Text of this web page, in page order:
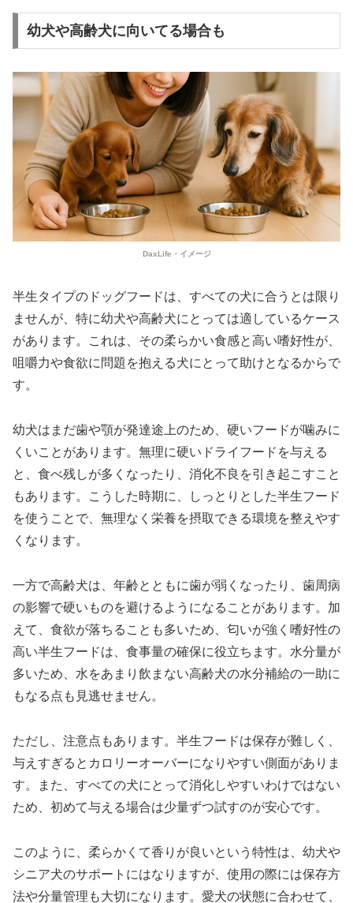
幼犬や高齢犬に向いてる場合も
DaxLife・イメージ
半生タイプのドッグフードは、すべての犬に合うとは限り
ませんが、特に幼犬や高齢犬にとっては適しているケース
があります。これは、その柔らかい食感と高い嗜好性が、
咀嚼力や食欲に問題を抱える犬にとって助けとなるからで
す。
幼犬はまだ歯や顎が発達途上のため、硬いフードが噛みに
くいことがあります。無理に硬いドライフードを与える
と、食べ残しが多くなったり、消化不良を引き起こすこと
もあります。こうした時期に、しっとりとした半生フード
を使うことで、無理なく栄養を摂取できる環境を整えやす
くなります。
一方で高齢犬は、年齢とともに歯が弱くなったり、歯周病
の影響で硬いものを避けるようになることがあります。加
えて、食欲が落ちることも多いため、匂いが強く嗜好性の
高い半生フードは、食事量の確保に役立ちます。水分量が
多いため、水をあまり飲まない高齢犬の水分補給の一助に
もなる点も見逃せません。
ただし、注意点もあります。半生フードは保存が難しく、
与えすぎるとカロリーオーバーになりやすい側面がありま
す。また、すべての犬にとって消化しやすいわけではない
ため、初めて与える場合は少量ずつ試すのが安心です。
このように、柔らかくて香りが良いという特性は、幼犬や
シニア犬のサポートにはなりますが、使用の際には保存方
法や分量管理も大切になります。愛犬の状態に合わせて、